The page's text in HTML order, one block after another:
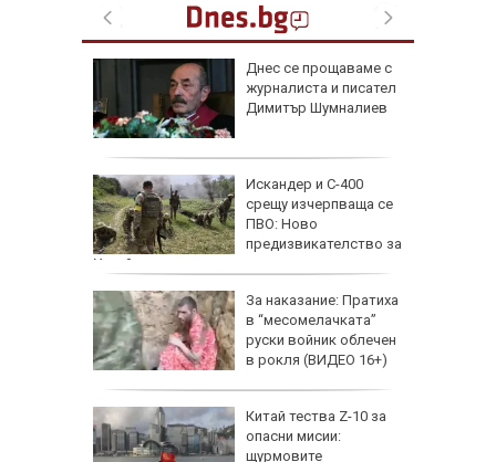
Днес се прощаваме с
журналиста и писател
Димитър Шумналиев
Искандер и С-400
срещу изчерпваща се
ПВО: Ново
предизвикателство за
Украйна
За наказание: Пратиха
в “месомелачката”
руски войник облечен
в рокля (ВИДЕО 16+)
Китай тества Z-10 за
опасни мисии:
щурмовите